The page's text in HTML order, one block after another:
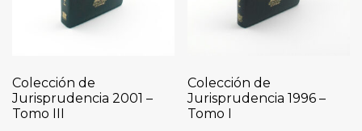
Colección de
Jurisprudencia 2001 –
Tomo III
Colección de
Jurisprudencia 1996 –
Tomo I